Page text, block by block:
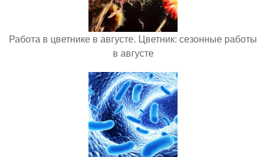
Работа в цветнике в августе. Цветник: сезонные работы
в августе